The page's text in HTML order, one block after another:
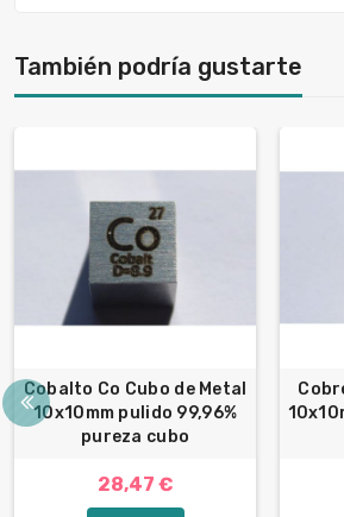
También podría gustarte
Cobalto Co Cubo de Metal
10x10mm pulido 99,96%
pureza cubo
28,47 €